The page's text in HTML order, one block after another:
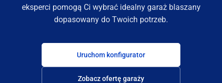
eksperci pomogą Ci wybrać idealny garaż blaszany
dopasowany do Twoich potrzeb.
Uruchom konfigurator
Zobacz ofertę garaży